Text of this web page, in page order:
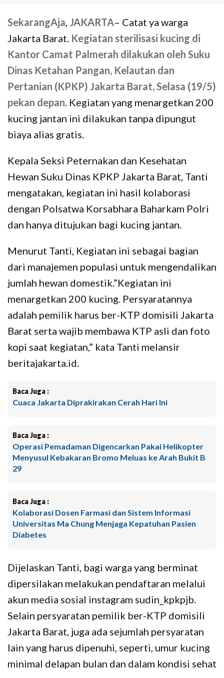
SekarangAja, JAKARTA– Catat ya warga
Jakarta Barat. Kegiatan sterilisasi kucing di
Kantor Camat Palmerah dilakukan oleh Suku
Dinas Ketahan Pangan, Kelautan dan
Pertanian (KPKP) Jakarta Barat, Selasa (19/5)
pekan depan. Kegiatan yang menargetkan 200
kucing jantan ini dilakukan tanpa dipungut
biaya alias gratis.
Kepala Seksi Peternakan dan Kesehatan
Hewan Suku Dinas KPKP Jakarta Barat, Tanti
mengatakan, kegiatan ini hasil kolaborasi
dengan Polsatwa Korsabhara Baharkam Polri
dan hanya ditujukan bagi kucing jantan.
Menurut Tanti, Kegiatan ini sebagai bagian
dari manajemen populasi untuk mengendalikan
jumlah hewan domestik.”Kegiatan ini
menargetkan 200 kucing. Persyaratannya
adalah pemilik harus ber-KTP domisili Jakarta
Barat serta wajib membawa KTP asli dan foto
kopi saat kegiatan,” kata Tanti melansir
beritajakarta.id.
Baca Juga :
Cuaca Jakarta Diprakirakan Cerah Hari Ini
Baca Juga :
Operasi Pemadaman Digencarkan Pakai Helikopter
Menyusul Kebakaran Bromo Meluas ke Arah Bukit B
29
Baca Juga :
Kolaborasi Dosen Farmasi dan Sistem Informasi
Universitas Ma Chung Menjaga Kepatuhan Pasien
Diabetes
Dijelaskan Tanti, bagi warga yang berminat
dipersilakan melakukan pendaftaran melalui
akun media sosial instagram sudin_kpkpjb.
Selain persyaratan pemilik ber-KTP domisili
Jakarta Barat, juga ada sejumlah persyaratan
lain yang harus dipenuhi, seperti, umur kucing
minimal delapan bulan dan dalam kondisi sehat